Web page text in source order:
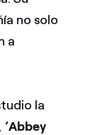
no solo
a
la
‘Abbey